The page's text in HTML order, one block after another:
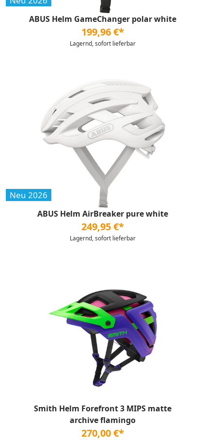
ABUS Helm GameChanger polar white
199,96 €*
Lagernd, sofort lieferbar
Neu 2026
ABUS Helm AirBreaker pure white
249,95 €*
Lagernd, sofort lieferbar
Smith Helm Forefront 3 MIPS matte
archive flamingo
270,00 €*